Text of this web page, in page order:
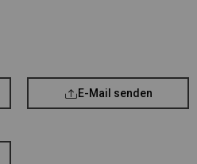
E-Mail senden